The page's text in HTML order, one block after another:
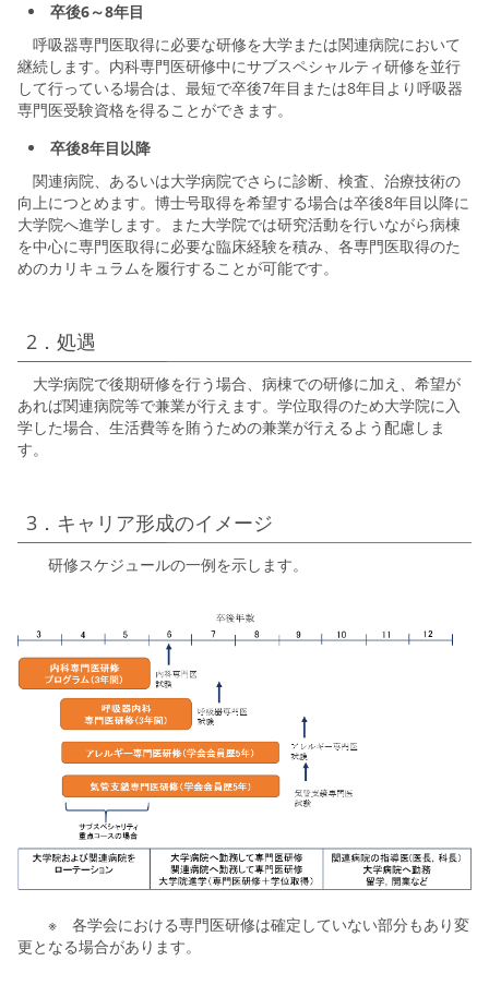
卒後6～8年目
呼吸器専門医取得に必要な研修を大学または関連病院において
継続します。内科専門医研修中にサブスペシャルティ研修を並行
して行っている場合は、最短で卒後7年目または8年目より呼吸器
専門医受験資格を得ることができます。
卒後8年目以降
関連病院、あるいは大学病院でさらに診断、検査、治療技術の
向上につとめます。博士号取得を希望する場合は卒後8年目以降に
大学院へ進学します。また大学院では研究活動を行いながら病棟
を中心に専門医取得に必要な臨床経験を積み、各専門医取得のた
めのカリキュラムを履行することが可能です。
2．処遇
大学病院で後期研修を行う場合、病棟での研修に加え、希望が
あれば関連病院等で兼業が行えます。学位取得のため大学院に入
学した場合、生活費等を賄うための兼業が行えるよう配慮しま
す。
3．キャリア形成のイメージ
研修スケジュールの一例を示します。
※ 各学会における専門医研修は確定していない部分もあり変
更となる場合があります。